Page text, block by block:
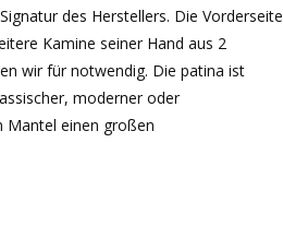
des Herstellers. Die Vorderseite
Kamine seiner Hand aus 2
wir für notwendig. Die patina ist
moderner oder
Mantel einen großen